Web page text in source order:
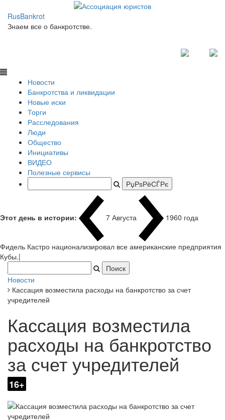
RusBankrot
Знаем все о банкротстве.
Новости
Банкротства и ликвидации
Новые иски
Торги
Расследования
Люди
Общество
Инициативы
ВИДЕО
Полезные сервисы
Этот день в истории: 7 Августа 1960 года
Фидель Кастро национализировал все американские предприятия
Кубы.|
Новости
Кассация возместила расходы на банкротство за счет
учредителей
Кассация возместила
расходы на банкротство
за счет учредителей
16+